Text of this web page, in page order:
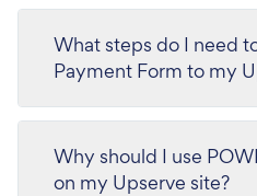
What steps do I need
Payment Form to my
Why should I use
on my Upserve site?